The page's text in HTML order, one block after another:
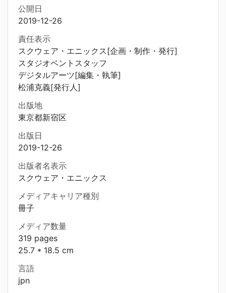
公開日
2019-12-26
責任表示
スクウェア・エニックス[企画・制作・発行]
スタジオベントスタッフ
デジタルアーツ[編集・執筆]
松浦克義[発行人]
出版地
東京都新宿区
出版日
2019-12-26
出版者名表示
スクウェア・エニックス
メディアキャリア種別
冊子
メディア数量
319 pages
25.7 * 18.5 cm
言語
jpn